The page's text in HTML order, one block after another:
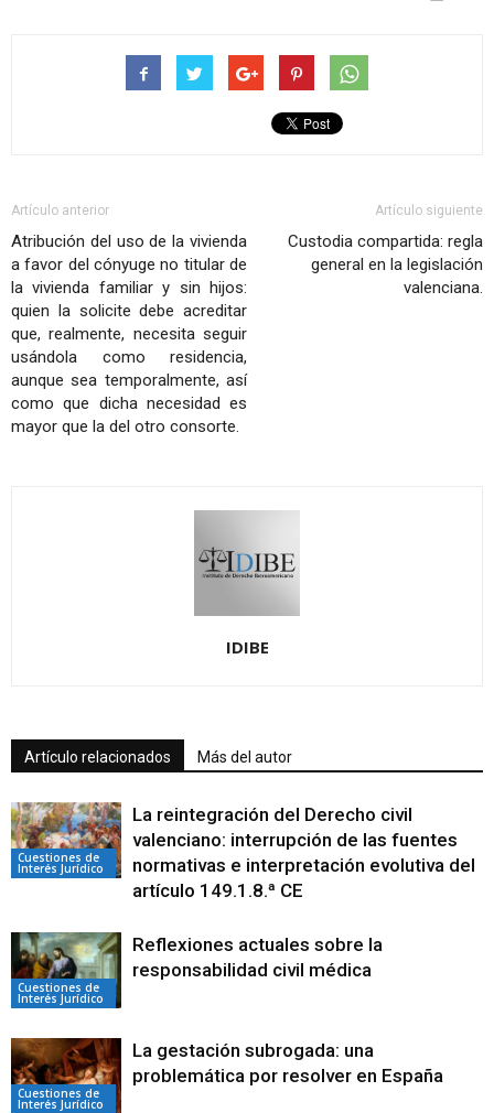
Artículo anterior
Atribución del uso de la vivienda
a favor del cónyuge no titular de
la vivienda familiar y sin hijos:
quien la solicite debe acreditar
que, realmente, necesita seguir
usándola como residencia,
aunque sea temporalmente, así
como que dicha necesidad es
mayor que la del otro consorte.
Artículo siguiente
Custodia compartida: regla
general en la legislación
valenciana.
IDIBE
Artículo relacionados Más del autor
Cuestiones de
Interés Jurídico
La reintegración del Derecho civil
valenciano: interrupción de las fuentes
normativas e interpretación evolutiva del
artículo 149.1.8.ª CE
Cuestiones de
Interés Jurídico
Reflexiones actuales sobre la
responsabilidad civil médica
Cuestiones de
Interés Jurídico
La gestación subrogada: una
problemática por resolver en España